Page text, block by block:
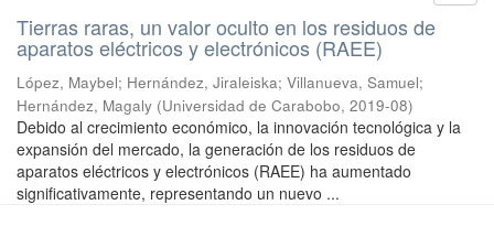
Tierras raras, un valor oculto en los residuos de
aparatos eléctricos y electrónicos (RAEE)
López, Maybel; Hernández, Jiraleiska; Villanueva, Samuel;
Hernández, Magaly (Universidad de Carabobo, 2019-08)
Debido al crecimiento económico, la innovación tecnológica y la
expansión del mercado, la generación de los residuos de
aparatos eléctricos y electrónicos (RAEE) ha aumentado
significativamente, representando un nuevo ...